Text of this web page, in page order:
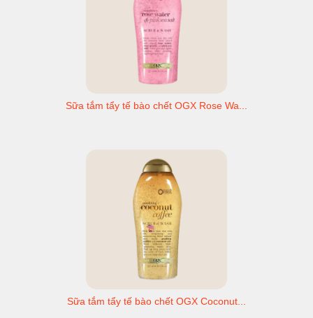
Sữa tắm tẩy tế bào chết OGX Rose Wa...
Sữa tắm tẩy tế bào chết OGX Coconut...